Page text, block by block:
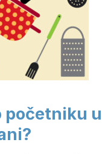
početniku u